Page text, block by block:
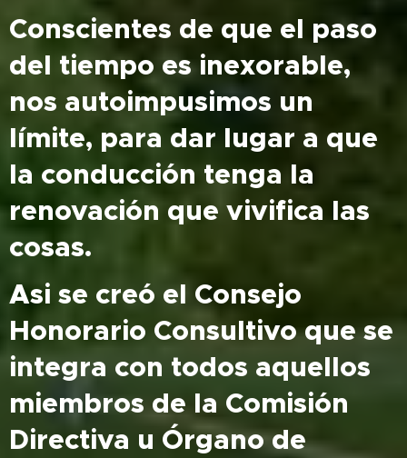
Conscientes de que el paso
del tiempo es inexorable,
nos autoimpusimos un
límite, para dar lugar a que
la conducción tenga la
renovación que vivifica las
cosas.
Asi se creó el Consejo
Honorario Consultivo que se
integra con todos aquellos
miembros de la Comisión
Directiva u Órgano de